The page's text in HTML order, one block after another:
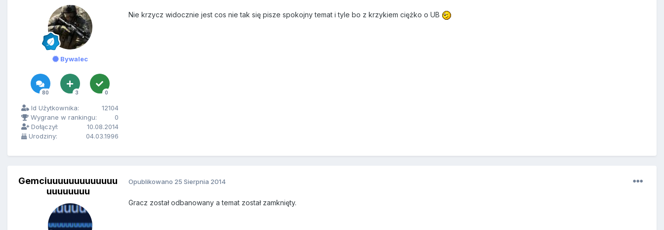
Bywalec
80 3 0
Id Użytkownika:
12104
Wygrane w rankingu:
0
Dołączył:
10.08.2014
Urodziny:
04.03.1996
Nie krzycz widocznie jest cos nie tak się pisze spokojny temat i tyle bo z krzykiem ciężko o UB
Gemciuuuuuuuuuuuuu
uuuuuuuu
Opublikowano 25 Sierpnia 2014
Gracz został odbanowany a temat został zamknięty.